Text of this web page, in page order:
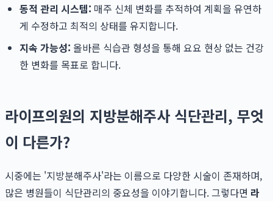
동적 관리 시스템: 매주 신체 변화를 추적하여 계획을 유연하
게 수정하고 최적의 상태를 유지합니다.
지속 가능성: 올바른 식습관 형성을 통해 요요 현상 없는 건강
한 변화를 목표로 합니다.
라이프의원의 지방분해주사 식단관리, 무엇
이 다른가?
시중에는 '지방분해주사'라는 이름으로 다양한 시술이 존재하며,
많은 병원들이 식단관리의 중요성을 이야기합니다. 그렇다면 라